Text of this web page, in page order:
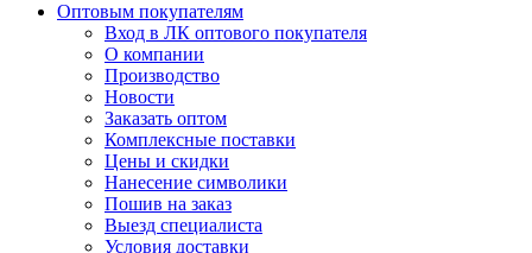
Оптовым покупателям
Вход в ЛК оптового покупателя
О компании
Производство
Новости
Заказать оптом
Комплексные поставки
Цены и скидки
Нанесение символики
Пошив на заказ
Выезд специалиста
Условия доставки